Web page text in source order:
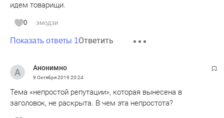
идем товарищи.
0 эмодзи
Показать ответы 1Ответить
Анонимно
9 Октября 2019 20:24
Тема «непростой репутации», которая вынесена в
заголовок, не раскрыта. В чем эта непростота?